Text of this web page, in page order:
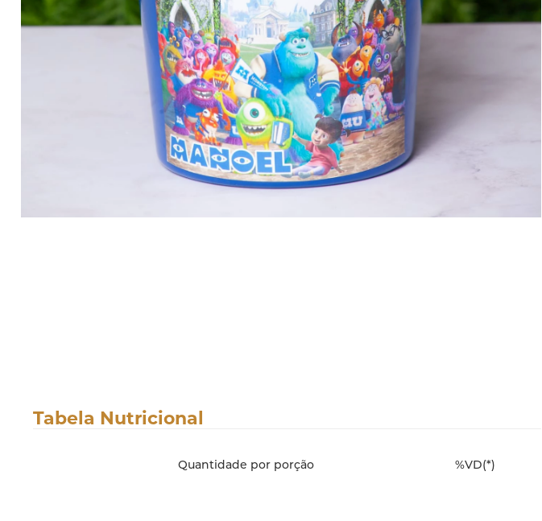
Tabela Nutricional
Quantidade por porção %VD(*)